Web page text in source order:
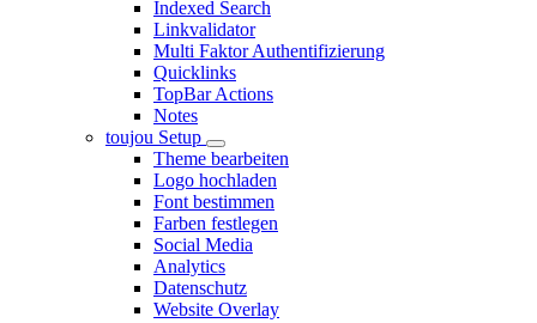
Indexed Search
Linkvalidator
Multi Faktor Authentifizierung
Quicklinks
TopBar Actions
Notes
toujou Setup
Theme bearbeiten
Logo hochladen
Font bestimmen
Farben festlegen
Social Media
Analytics
Datenschutz
Website Overlay